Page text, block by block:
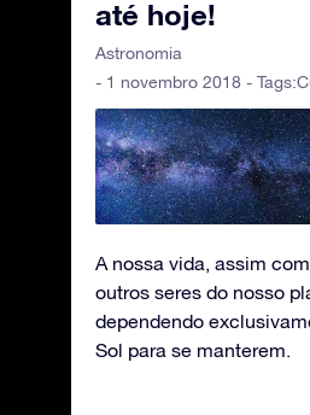
até hoje!
Astronomia
- 1 novembro 2018 - Tags:
A nossa vida, assim
outros seres do nosso
dependendo
Sol para se manterem.